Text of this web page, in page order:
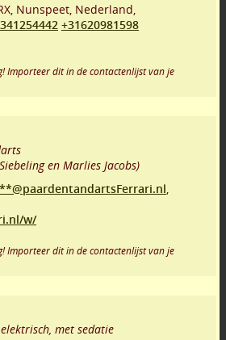
Nunspeet Nederland,
+31620981598
Importeer dit in de contactenlijst van je
en Marlies Jacobs)
w/
Importeer dit in de contactenlijst van je
met sedatie